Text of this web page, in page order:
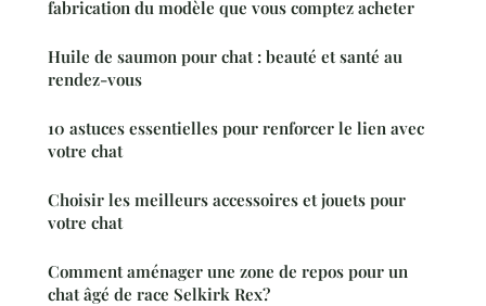
fabrication du modèle que vous comptez acheter
Huile de saumon pour chat : beauté et santé au
rendez-vous
10 astuces essentielles pour renforcer le lien avec
votre chat
Choisir les meilleurs accessoires et jouets pour
votre chat
Comment aménager une zone de repos pour un
chat âgé de race Selkirk Rex?